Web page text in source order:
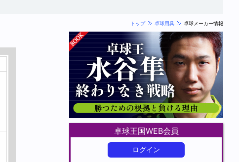
トップ 卓球用具 卓球メーカー情報
卓球王国WEB会員
ログイン